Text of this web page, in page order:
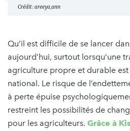
Crédit : areeya_ann
Qu’il est difficile de se lancer
aujourd’hui, surtout lorsqu’une
agriculture propre et durable est
national. Le risque de
à perte épuise
restreint les possibilités de
pour les agriculteurs. Grâce à